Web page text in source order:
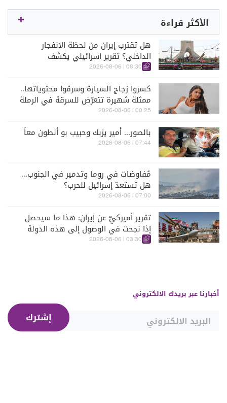
الأكثر قراءة
هل تقترب إيران من لحظة الانفجار
الداخلي؟ تقرير اسرائيلي يكشف
الكواليس
08:30 | 2026-08-06
كسروا زجاج السيارة وسرقوا محتوياتها..
ممثلة شهيرة تتعرّض للسرقة في الرملة
البيضاء (فيديو)
00:25 | 2026-08-06
بالصور... أمير يزبك وحبيب بو أنطون معاً
07:44 | 2026-08-06
مُفاوضات في روما وتدمير في الجنوب...
هل تستعدّ إسرائيل للحرب؟
07:00 | 2026-08-06
تقرير أميركيّ عن إيران: هذا ما سيحصل
إذا نجحت في الوصول إلى هذه الدولة
الآسيويّة
03:30 | 2026-08-06
أخبارنا عبر بريدك الالكتروني
إشترك